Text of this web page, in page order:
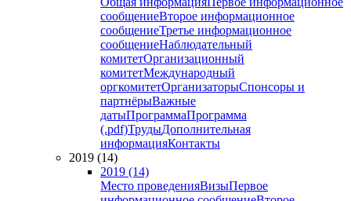
сообщениеВторое информационное
сообщениеТретье информационное
сообщениеНаблюдательный
комитетОрганизационный
комитетМеждународный
оргкомитетОрганизаторыСпонсоры и
партнёрыВажные
датыПрограммаПрограмма
(.pdf)ТрудыДополнительная
информацияКонтакты
2019 (14)
2019 (14)
Место проведенияВизыПервое